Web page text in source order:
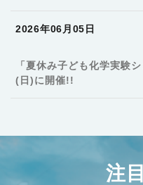
2026年06月05日
「夏休み子ども化学実験
(日)に開催!!
注